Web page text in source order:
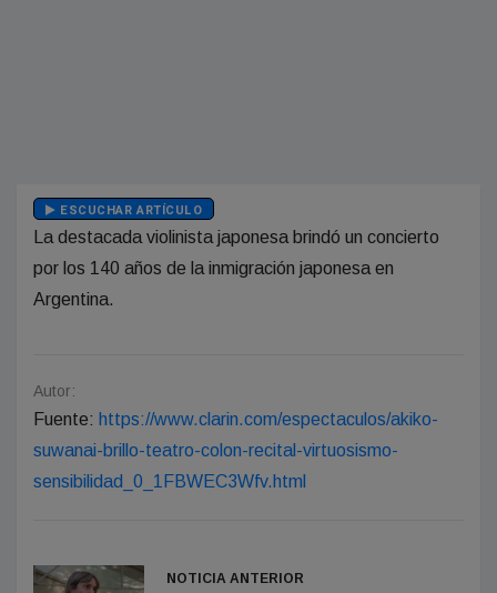
ESCUCHAR ARTÍCULO
La destacada violinista japonesa brindó un concierto
por los 140 años de la inmigración japonesa en
Argentina.
Autor:
Fuente: https://www.clarin.com/espectaculos/akiko-
suwanai-brillo-teatro-colon-recital-virtuosismo-
sensibilidad_0_1FBWEC3Wfv.html
NOTICIA ANTERIOR